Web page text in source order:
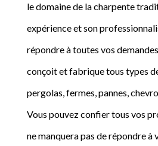
le domaine de la charpente
expérience et son
répondre à toutes vos
conçoit et fabrique tous types
pergolas, fermes, pannes,
Vous pouvez confier tous vos
ne manquera pas de répondre à